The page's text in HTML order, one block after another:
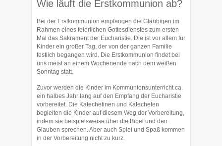
Wie läuft die Erstkommunion ab?
Bei der Erstkommunion empfangen die Gläubigen im
Rahmen eines feierlichen Gottesdienstes zum ersten
Mal das Sakrament der Eucharistie. Die ist vor allem für
Kinder ein großer Tag, der von der ganzen Familie
festlich begangen wird. Die Erstkommunion findet bei
uns meist an einem Wochenende nach dem weißen
Sonntag statt.
Zuvor werden die Kinder im Kommunionsunterricht ca.
ein halbes Jahr lang auf den Empfang der Eucharistie
vorbereitet. Die Katechetinen und Katecheten
begleiten die Kinder auf diesem Weg der Vorbereitung,
indem sie beispielsweise über die Bibel und den
Glauben sprechen. Aber auch Spiel und Spaß kommen
in der Vorbereitung nicht zu kurz.